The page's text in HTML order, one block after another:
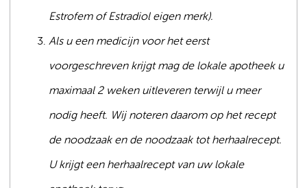
Estrofem of Estradiol eigen merk).
Als u een medicijn voor het eerst
voorgeschreven krijgt mag de lokale apotheek u
maximaal 2 weken uitleveren terwijl u meer
nodig heeft. Wij noteren daarom op het recept
de noodzaak en de noodzaak tot herhaalrecept.
U krijgt een herhaalrecept van uw lokale